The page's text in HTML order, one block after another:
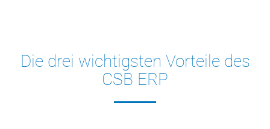
Die drei wichtigsten Vorteile des
CSB ERP